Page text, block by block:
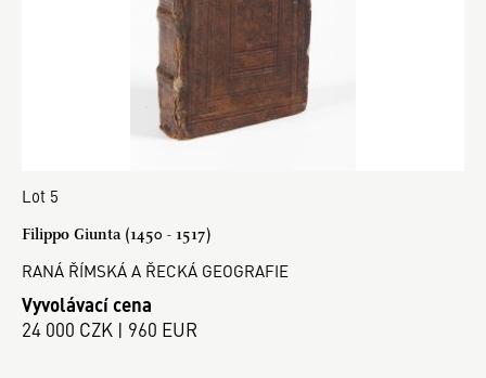
Lot 5
Filippo Giunta (1450 - 1517)
RANÁ ŘÍMSKÁ A ŘECKÁ GEOGRAFIE
Vyvolávací cena
24 000 CZK | 960 EUR